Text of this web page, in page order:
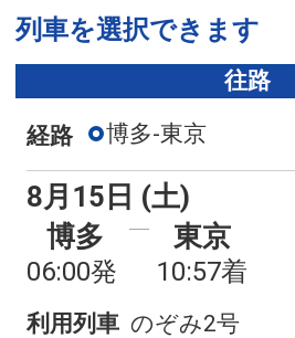
列車を選択できます
往路
経路 博多-東京
8月15日 (土)
博多
06:00発
東京
10:57着
利用列車 のぞみ2号